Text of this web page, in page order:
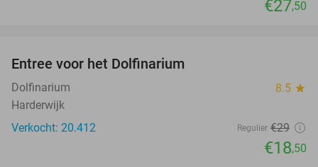
€27,50
Entree voor het Dolfinarium
Dolfinarium 8.5 star
Harderwijk
Verkocht: 20.412
Regulier €29
€18,50